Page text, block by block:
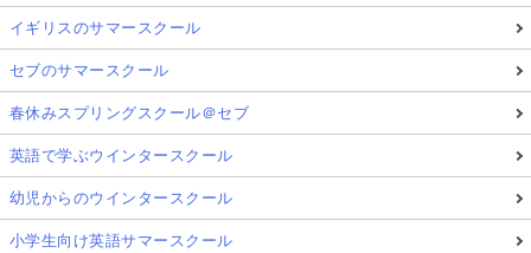
イギリスのサマースクール
セブのサマースクール
春休みスプリングスクール＠セブ
英語で学ぶウインタースクール
幼児からのウインタースクール
小学生向け英語サマースクール